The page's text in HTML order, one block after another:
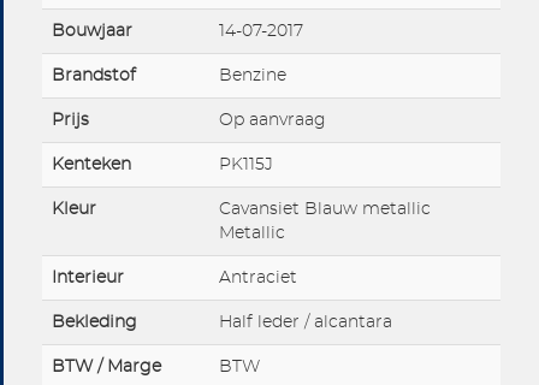
Bouwjaar 14-07-2017
Brandstof Benzine
Prijs Op aanvraag
Kenteken PK115J
Kleur
Cavansiet Blauw metallic
Metallic
Interieur Antraciet
Bekleding Half leder / alcantara
BTW / Marge BTW